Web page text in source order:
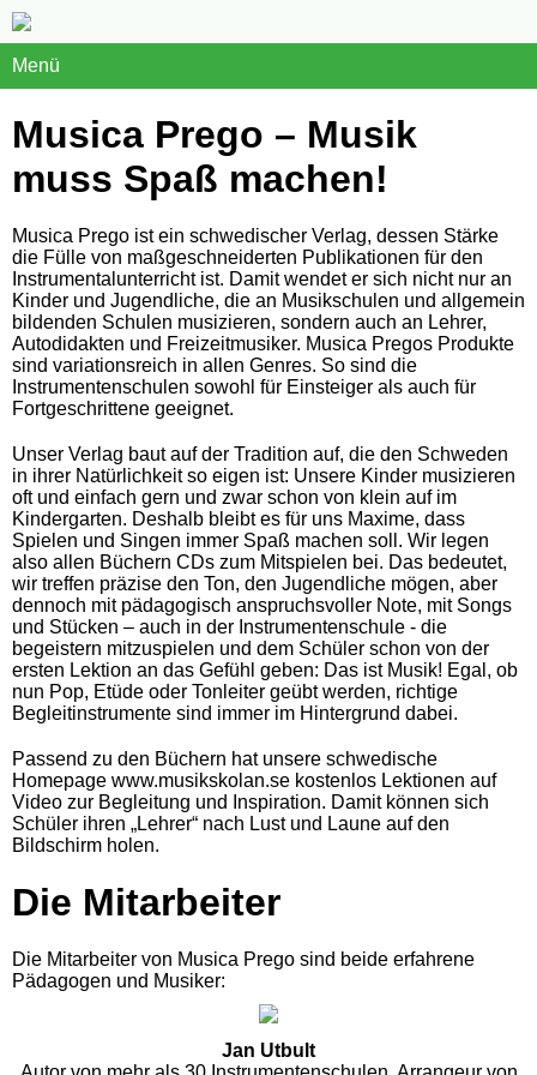
Menü
Musica Prego – Musik
muss Spaß machen!
Musica Prego ist ein schwedischer Verlag, dessen Stärke
die Fülle von maßgeschneiderten Publikationen für den
Instrumentalunterricht ist. Damit wendet er sich nicht nur an
Kinder und Jugendliche, die an Musikschulen und allgemein
bildenden Schulen musizieren, sondern auch an Lehrer,
Autodidakten und Freizeitmusiker. Musica Pregos Produkte
sind variationsreich in allen Genres. So sind die
Instrumentenschulen sowohl für Einsteiger als auch für
Fortgeschrittene geeignet.
Unser Verlag baut auf der Tradition auf, die den Schweden
in ihrer Natürlichkeit so eigen ist: Unsere Kinder musizieren
oft und einfach gern und zwar schon von klein auf im
Kindergarten. Deshalb bleibt es für uns Maxime, dass
Spielen und Singen immer Spaß machen soll. Wir legen
also allen Büchern CDs zum Mitspielen bei. Das bedeutet,
wir treffen präzise den Ton, den Jugendliche mögen, aber
dennoch mit pädagogisch anspruchsvoller Note, mit Songs
und Stücken – auch in der Instrumentenschule - die
begeistern mitzuspielen und dem Schüler schon von der
ersten Lektion an das Gefühl geben: Das ist Musik! Egal, ob
nun Pop, Etüde oder Tonleiter geübt werden, richtige
Begleitinstrumente sind immer im Hintergrund dabei.
Passend zu den Büchern hat unsere schwedische
Homepage www.musikskolan.se kostenlos Lektionen auf
Video zur Begleitung und Inspiration. Damit können sich
Schüler ihren „Lehrer“ nach Lust und Laune auf den
Bildschirm holen.
Die Mitarbeiter
Die Mitarbeiter von Musica Prego sind beide erfahrene
Pädagogen und Musiker:
Jan Utbult